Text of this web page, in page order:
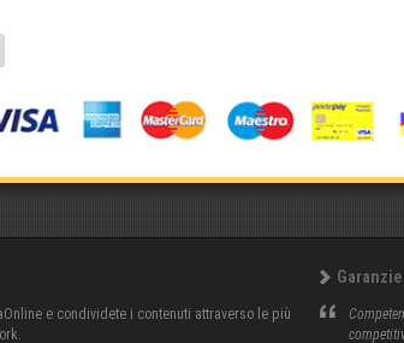
e condividete i contenuti attraverso le più
Garanzie